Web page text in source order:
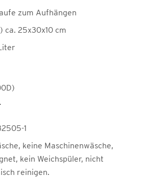
zum Aufhängen
ca. 25x30x10 cm
1
keine Maschinenwäsche,
kein Weichspüler, nicht
reinigen.